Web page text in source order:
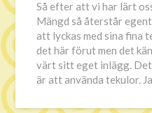
Så efter att vi har lärt
Mängd så återstår
att lyckas med sina fina
det här förut men det
värt sitt eget inlägg.
är att använda tekulor.